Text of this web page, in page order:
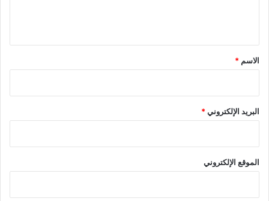
*
الاسم *
البريد الإلكتروني*
الموقع الإلكتروني